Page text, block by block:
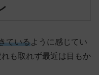
ているように感じてい
も取れず最近は目もか